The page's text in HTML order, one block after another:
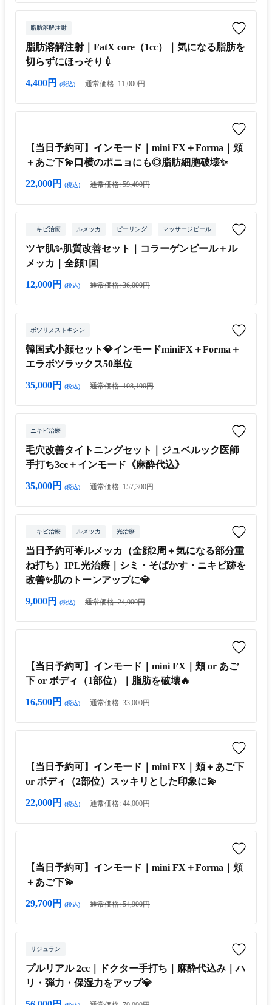
脂肪溶解注射
脂肪溶解注射｜FatX core（1cc）｜気になる脂肪を
切らずにほっそり💉
4,400円 (税込) 通常価格: 11,000円
【当日予約可】インモード｜mini FX＋Forma｜頬
＋あご下💫口横のポニョにも◎脂肪細胞破壊✨
22,000円 (税込) 通常価格: 59,400円
ニキビ治療 ルメッカ ピーリング マッサージピール
ツヤ肌✨肌質改善セット｜コラーゲンピール＋ル
メッカ｜全顔1回
12,000円 (税込) 通常価格: 36,000円
ボツリヌストキシン
韓国式小顔セット💎インモードminiFX＋Forma＋
エラボツラックス50単位
35,000円 (税込) 通常価格: 108,100円
ニキビ治療
毛穴改善タイトニングセット｜ジュベルック医師
手打ち3cc＋インモード《麻酔代込》
35,000円 (税込) 通常価格: 157,300円
ニキビ治療 ルメッカ 光治療
当日予約可🌟ルメッカ（全顔2周＋気になる部分重
ね打ち）IPL光治療｜シミ・そばかす・ニキビ跡を
改善✨肌のトーンアップに💎
9,000円 (税込) 通常価格: 24,000円
【当日予約可】インモード｜mini FX｜頬 or あご
下 or ボディ（1部位）｜脂肪を破壊🔥
16,500円 (税込) 通常価格: 33,000円
【当日予約可】インモード｜mini FX｜頬＋あご下
or ボディ（2部位）スッキリとした印象に💫
22,000円 (税込) 通常価格: 44,000円
【当日予約可】インモード｜mini FX＋Forma｜頬
＋あご下💫
29,700円 (税込) 通常価格: 54,900円
リジュラン
プルリアル 2cc｜ドクター手打ち｜麻酔代込み｜ハ
リ・弾力・保湿力をアップ💎